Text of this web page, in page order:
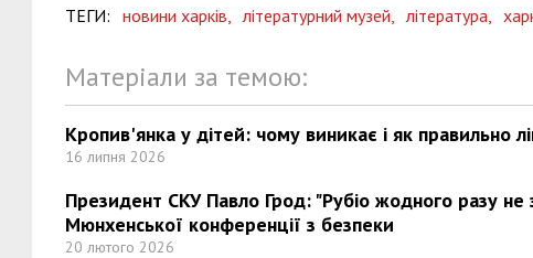
ТЕГИ: новини харків, літературний музей, література,
Матеріали за темою:
Кропив'янка у дітей: чому виникає і як правильно
16 липня 2026
Президент СКУ Павло Грод: "Рубіо жодного разу не
Мюнхенської конференції з безпеки
20 лютого 2026